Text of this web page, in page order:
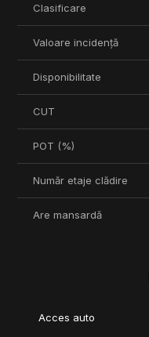
Clasificare
Valoare incidență
Disponibilitate
CUT
POT (%)
Număr etaje clădire
Are mansardă
Acces auto